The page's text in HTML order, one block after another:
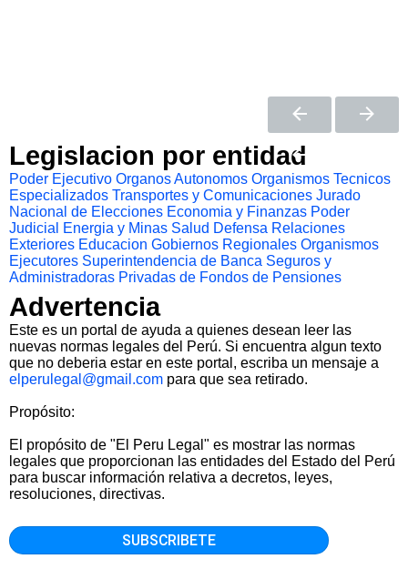
Legislacion por entidad
Poder Ejecutivo Organos Autonomos Organismos Tecnicos
Especializados Transportes y Comunicaciones Jurado
Nacional de Elecciones Economia y Finanzas Poder
Judicial
Energia y Minas Salud Defensa Relaciones
Exteriores Educacion Gobiernos Regionales Organismos
Ejecutores Superintendencia de Banca Seguros y
Administradoras Privadas de Fondos de Pensiones
Advertencia
Este es un portal de ayuda a quienes desean leer las
nuevas normas legales del Perú. Si encuentra algun texto
que no deberia estar en este portal, escriba un mensaje a
elperulegal@gmail.com para que sea retirado.
Propósito:
El propósito de "El Peru Legal" es mostrar las normas
legales que proporcionan las entidades del Estado del Perú
para buscar información relativa a decretos, leyes,
resoluciones, directivas.